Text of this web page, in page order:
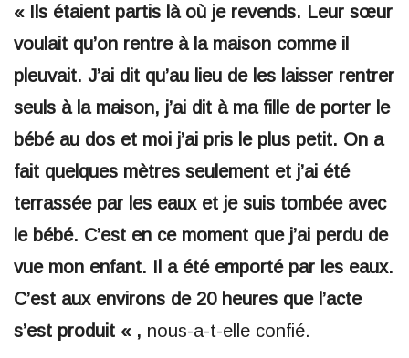
« Ils étaient partis là où je revends. Leur sœur
voulait qu’on rentre à la maison comme il
pleuvait. J’ai dit qu’au lieu de les laisser rentrer
seuls à la maison, j’ai dit à ma fille de porter le
bébé au dos et moi j’ai pris le plus petit. On a
fait quelques mètres seulement et j’ai été
terrassée par les eaux et je suis tombée avec
le bébé. C’est en ce moment que j’ai perdu de
vue mon enfant. Il a été emporté par les eaux.
C’est aux environs de 20 heures que l’acte
s’est produit « , nous-a-t-elle confié.